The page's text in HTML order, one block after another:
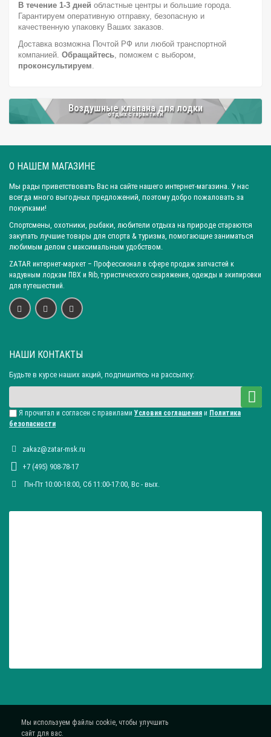
В течение 1-3 дней областные центры и большие города.
Гарантируем оперативную отправку, безопасную и
качественную упаковку Ваших заказов.
Доставка возможна Почтой РФ или любой транспортной
компанией. Обращайтесь, поможем с выбором,
проконсультируем.
Воздушные клапана для лодки
отдых с гарантией
О НАШЕМ МАГАЗИНЕ
Мы рады приветствовать Вас на сайте нашего интернет-магазина. У нас
всегда много выгодных предложений, поэтому добро пожаловать за
покупками!
Спортсмены, охотники, рыбаки, любители отдыха на природе стараются
закупать лучшие товары для спорта & туризма, помогающие заниматься
любимым делом с максимальным удобством.
ZATAR интернет-маркет – Профессионал в сфере продаж запчастей к
надувным лодкам ПВХ и Rib, туристического снаряжения, одежды и экипировки
для путешествий.
НАШИ КОНТАКТЫ
Будьте в курсе наших акций, подпишитесь на рассылку:
Я прочитал и согласен с правилами Условия соглашения и Политика
безопасности
zakaz@zatar-msk.ru
+7 (495) 908-78-17
Пн-Пт 10:00-18:00, Сб 11:00-17:00, Вc - вых.
Мы используем файлы cookie, чтобы улучшить
сайт для вас.